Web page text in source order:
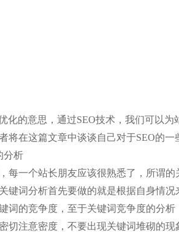
化的意思，通过SEO技术，我们可以为
将在这篇文章中谈谈自己对于SEO的
分析
每一个站长朋友应该很熟悉了，所谓
键词分析首先要做的就是根据自身情
词的竞争度，至于关键词竞争度的分
切注意密度，不要出现关键词堆砌的